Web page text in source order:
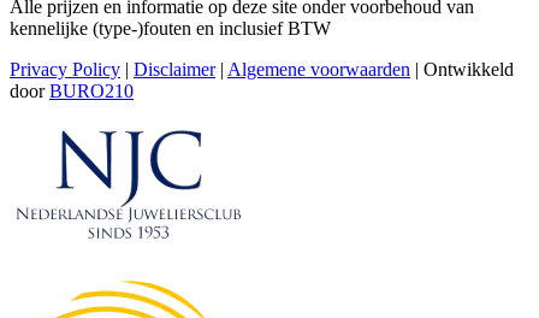
Alle prijzen en informatie op deze site onder voorbehoud van
kennelijke (type-)fouten en inclusief BTW
Privacy Policy | Disclaimer| Algemene voorwaarden | Ontwikkeld
doorBURO210